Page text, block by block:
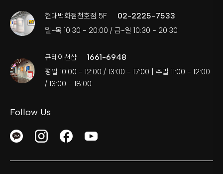
현대백화점천호점 5F 02-2225-7533
월-목 10:30 - 20:00 / 금-일 10:30 - 20:30
큐레이션샵 1661-6948
평일 10:00 - 12:00 / 13:00 - 17:00 | 주말 11:00 - 12:00
/ 13:00 - 18:00
Follow Us